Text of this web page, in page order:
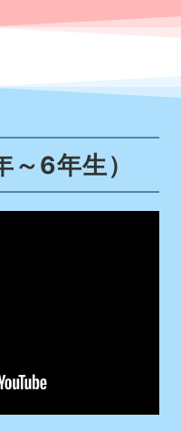
～6年生）